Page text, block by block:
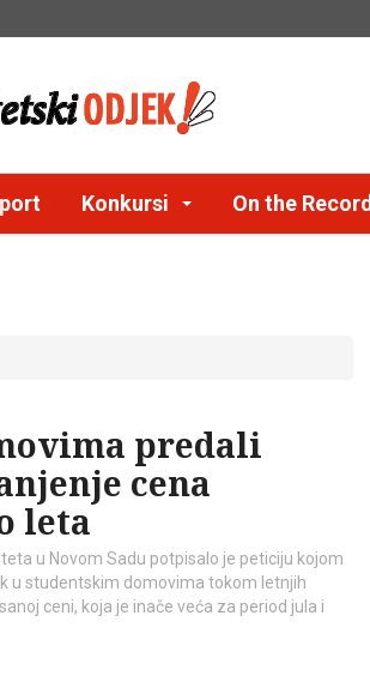
Konkursi On the Record
predali
cena
leta
u Novom Sadu potpisalo je peticiju kojom
u studentskim domovima tokom letnjih
ceni, koja je inače veća za period jula i